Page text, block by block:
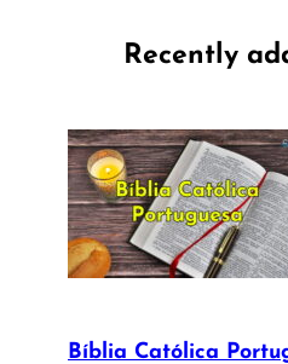
Recently
Bíblia Católica